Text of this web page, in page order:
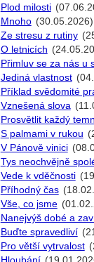
Plod milosti
Mnoho (30.05.2026)
Ze stresu z rutiny
O letnicích
Přimluv se za nás u
Jediná vlastnost
Příklad svědomité
Vznešená slova
Prosvětlit každý
S palmami v rukou
V Pánově vinici
Tys neochvějně
Vede k vděčnosti
Příhodný čas
Vše, co jsme
Nanejvýš dobé a
Buďte spravedliví
Pro větší vytrvalost